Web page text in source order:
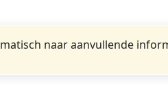
naar aanvullende